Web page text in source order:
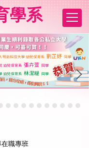
學系
在職專班